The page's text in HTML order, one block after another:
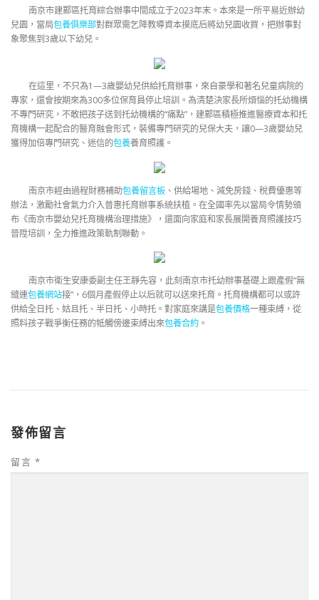
南京市建鄴區托育綜合辦事中間成立于2023年末。本來是一所平易近辦幼
兒園，當局包養俱樂部對群眾需乞降教導資本摸底后將幼兒園收買，把辦事對
象聚焦到3歲以下幼兒。
在這里，不只為1—3歲嬰幼兒供給托育辦事，來自豪學和著名兒童病院的
專家，還會按期來為300多位保育員停止培訓。為清楚決家長所煩惱的托幼機構
不專門研究，不敢把孩子送到托幼機構的“痛點”，建鄴區積極推進醫療資本和托
育機構一起配合的醫育融會形式，裝備專門研究的兒保大夫，讓0—3歲嬰幼兒
獲得加倍專門研究、迷信的包養養育照護。
南京市經由過程財務補助包養留言板、供給場地、減免房錢、稅費優惠等
辦法，激勵社會氣力介入普惠托育辦事系統扶植。在全國率先以當局令情勢頒
布《南京市嬰幼兒托育機構治理措施》，還面向家庭和家長展開養育照護技巧
晉陞培訓，全力推進政策軌制聯動。
南京市衛生安康委副主任王靜先容，此刻南京市托幼辦事基礎上跟產假“無
縫連包養網站接”，6個月產假停止以后就可以送來托育。托育機構都可以或許
供給全日托、姑且托、半日托、小時托。對家庭來講是包養價格一種束縛，從
照料孩子戰爭衡任務的牴觸傍邊束縛出來包養合約 。
發佈留言
留言 *